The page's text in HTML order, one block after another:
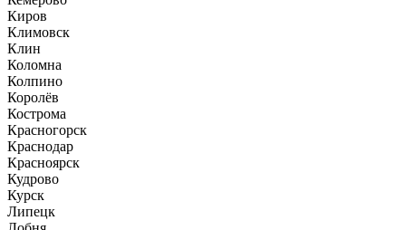
Киров
Климовск
Клин
Коломна
Колпино
Королёв
Кострома
Красногорск
Краснодар
Красноярск
Кудрово
Курск
Липецк